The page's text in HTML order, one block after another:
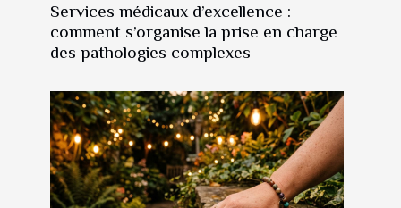
Services médicaux d’excellence :
comment s’organise la prise en charge
des pathologies complexes